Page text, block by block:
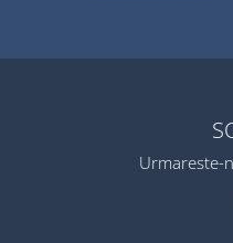
Urmareste-